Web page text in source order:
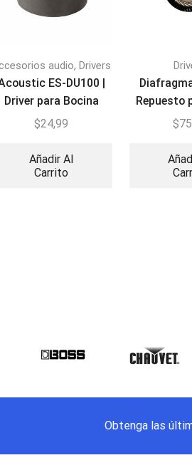
audio,Drivers
ES-DU100 |
Driver para Bocina
100W
$24,99
Añadir Al
Carrito
Repuesto
MD502
$
Obtenga las